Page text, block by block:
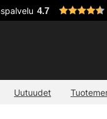
4.7
Uutuudet